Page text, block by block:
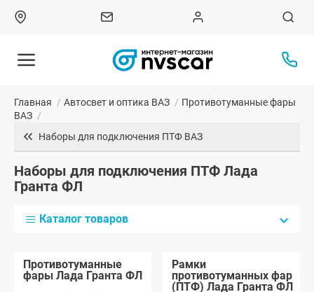
Главная / Автосвет и оптика ВАЗ / Противотуманные фары
ВАЗ /
Наборы для подключения ПТФ ВАЗ
Наборы для подключения ПТФ Лада
Гранта ФЛ
Каталог товаров
Противотуманные
фары Лада Гранта ФЛ
Рамки
противотуманных фар
(ПТФ) Лада Гранта ФЛ